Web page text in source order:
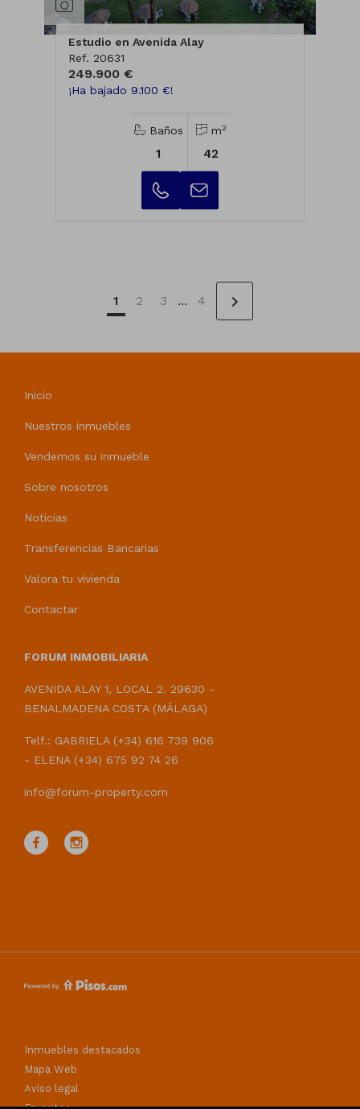
Estudio en Avenida Alay
Ref. 20631
249.900 €
¡Ha bajado 9.100 €!
Baños
1
m2
42
1 2 3 ... 4 chevron_right
Inicio
Nuestros inmuebles
Vendemos su inmueble
Sobre nosotros
Noticias
Transferencias Bancarias
Valora tu vivienda
Contactar
FORUM INMOBILIARIA
AVENIDA ALAY 1, LOCAL 2. 29630 -
BENALMADENA COSTA (MÁLAGA)
Telf.: GABRIELA (+34) 616 739 906
- ELENA (+34) 675 92 74 26
info@forum-property.com
Inmuebles destacados
Mapa Web
Aviso legal